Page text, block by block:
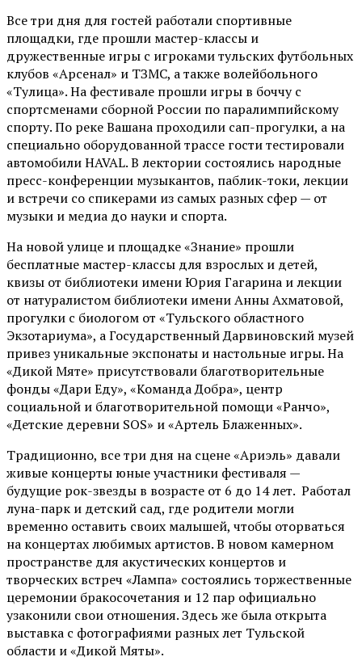
Все три дня для гостей работали спортивные
площадки, где прошли мастер-классы и
дружественные игры с игроками тульских футбольных
клубов «Арсенал» и ТЗМС, а также волейбольного
«Тулица». На фестивале прошли игры в боччу с
спортсменами сборной России по паралимпийскому
спорту. По реке Вашана проходили сап-прогулки, а на
специально оборудованной трассе гости тестировали
автомобили HAVAL. В лектории состоялись народные
пресс-конференции музыкантов, паблик-токи, лекции
и встречи со спикерами из самых разных сфер — от
музыки и медиа до науки и спорта.
На новой улице и площадке «Знание» прошли
бесплатные мастер-классы для взрослых и детей,
квизы от библиотеки имени Юрия Гагарина и лекции
от натуралистом библиотеки имени Анны Ахматовой,
прогулки с биологом от «Тульского областного
Экзотариума», а Государственный Дарвиновский музей
привез уникальные экспонаты и настольные игры. На
«Дикой Мяте» присутствовали благотворительные
фонды «Дари Еду», «Команда Добра», центр
социальной и благотворительной помощи «Ранчо»,
«Детские деревни SOS» и «Артель Блаженных».
Традиционно, все три дня на сцене«Ариэль» давали
живые концерты юные участники фестиваля —
будущие рок-звезды в возрасте от 6 до 14 лет. Работал
луна-парк и детский сад, где родители могли
временно оставить своих малышей, чтобы оторваться
на концертах любимых артистов. В новом камерном
пространстве для акустических концертов и
творческих встреч «Лампа» состоялись торжественные
церемонии бракосочетания и 12 пар официально
узаконили свои отношения. Здесь же была открыта
выставка с фотографиями разных лет Тульской
области и «Дикой Мяты».